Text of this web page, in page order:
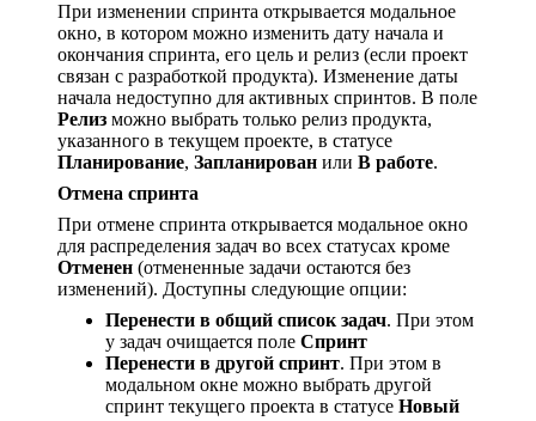
При изменении спринта открывается модальное
окно, в котором можно изменить дату начала и
окончания спринта, его цель и релиз (если проект
связан с разработкой продукта). Изменение даты
начала недоступно для активных спринтов. В поле
Релиз можно выбрать только релиз продукта,
указанного в текущем проекте, в статусе
Планирование, Запланирован или В работе.
Отмена спринта
При отмене спринта открывается модальное окно
для распределения задач во всех статусах кроме
Отменен (отмененные задачи остаются без
изменений). Доступны следующие опции:
Перенести в общий список задач. При этом
у задач очищается поле Спринт
Перенести в другой спринт. При этом в
модальном окне можно выбрать другой
спринт текущего проекта в статусе Новый